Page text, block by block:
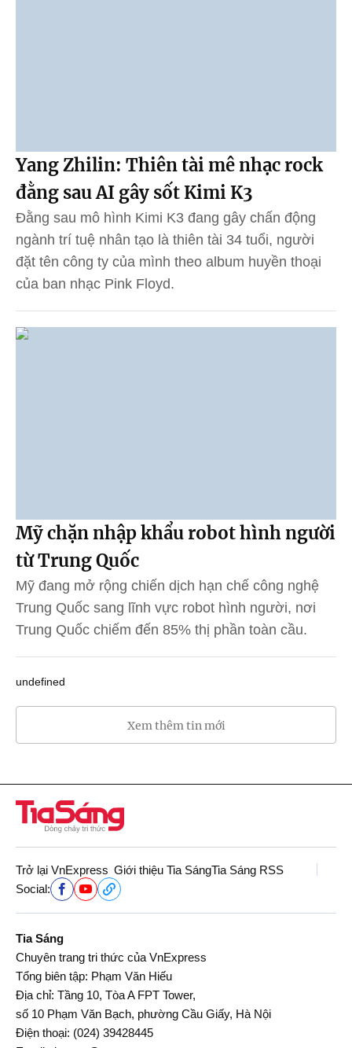
Yang Zhilin: Thiên tài mê nhạc rock
đằng sau AI gây sốt Kimi K3
Đằng sau mô hình Kimi K3 đang gây chấn động
ngành trí tuệ nhân tạo là thiên tài 34 tuổi, người
đặt tên công ty của mình theo album huyền thoại
của ban nhạc Pink Floyd.
Mỹ chặn nhập khẩu robot hình người
từ Trung Quốc
Mỹ đang mở rộng chiến dịch hạn chế công nghệ
Trung Quốc sang lĩnh vực robot hình người, nơi
Trung Quốc chiếm đến 85% thị phần toàn cầu.
undefined
Xem thêm tin mới
Trở lại VnExpress Giới thiệu Tia SángTia Sáng RSS
Social:
Tia Sáng
Chuyên trang tri thức của VnExpress
Tổng biên tập: Phạm Văn Hiếu
Địa chỉ: Tầng 10, Tòa A FPT Tower,
số 10 Phạm Văn Bạch, phường Cầu Giấy, Hà Nội
Điện thoại: (024) 39428445